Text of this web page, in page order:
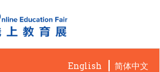
English 简体中文